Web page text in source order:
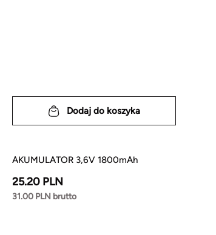
Dodaj do koszyka
AKUMULATOR 3,6V 1800mAh
25.20 PLN
31.00 PLN brutto